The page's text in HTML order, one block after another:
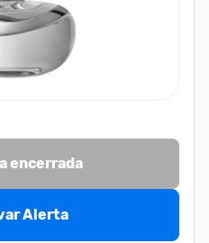
encerrada
Alerta